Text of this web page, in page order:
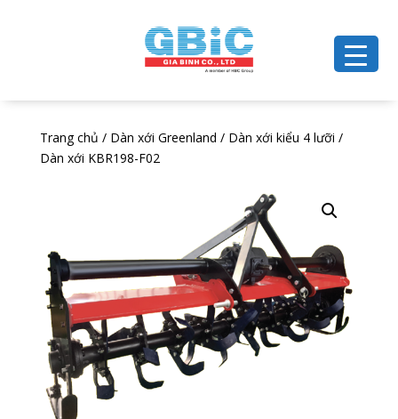
Trang chủ / Dàn xới Greenland / Dàn xới kiểu 4 lưỡi /
Dàn xới KBR198-F02